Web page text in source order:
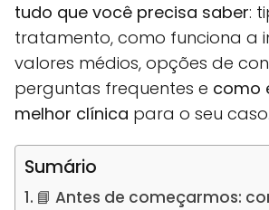
tudo que você precisa saber:
tratamento, como funciona a
valores médios, opções de
perguntas frequentes e como
melhor clínica para o seu caso.
Sumário
📘 Antes de começarmos: